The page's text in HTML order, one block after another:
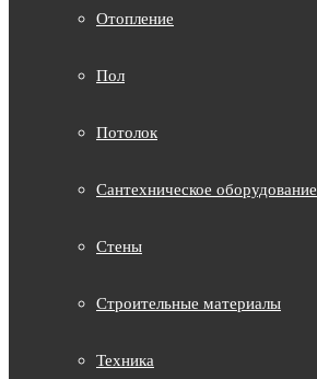
Отопление
Пол
Потолок
Сантехническое оборудование
Стены
Строительные материалы
Техника